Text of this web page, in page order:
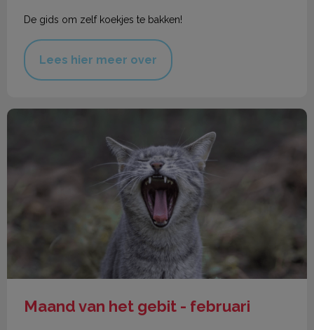
De gids om zelf koekjes te bakken!
Lees hier meer over
Maand van het gebit - februari
Maand van het gebit - februari